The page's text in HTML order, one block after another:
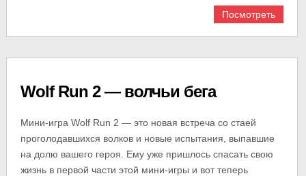
Посмотреть
Wolf Run 2 — волчьи бега
Мини-игра Wolf Run 2 — это новая встреча со стаей
проголодавшихся волков и новые испытания, выпавшие
на долю вашего героя. Ему уже пришлось спасать свою
жизнь в первой части этой мини-игры и вот теперь